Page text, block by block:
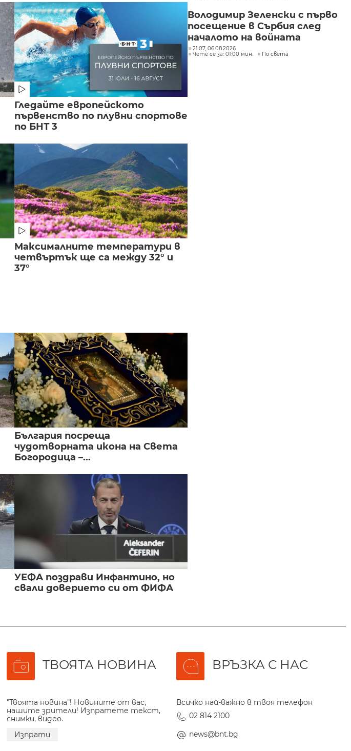
Гледайте европейското
първенство по плувни спортове
по БНТ 3
Максималните температури в
четвъртък ще са между 32° и
37°
България посреща
чудотворната икона на Света
Богородица –...
УЕФА поздрави Инфантино, но
свали доверието си от ФИФА
Володимир Зеленски с първо
посещение в Сърбия след
началото на войната
21:07, 06.08.2026
Чете се за: 01:00 мин.
По света
ТВОЯТА НОВИНА
"Твоята новина"! Новините от вас,
нашите зрители! Изпратете текст,
снимки, видео.
Изпрати
ВРЪЗКА С НАС
Всичко най-важно в твоя телефон
02 814 2100
news@bnt.bg